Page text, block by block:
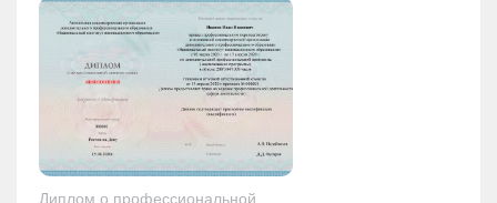
Диплом о профессиональной